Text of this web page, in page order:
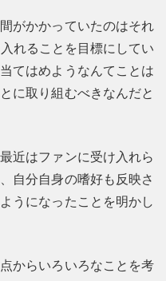
がかかっていたのはそれ
れることを目標にしてい
てはめようなんてことは
に取り組むべきなんだと
近はファンに受け入れら
自分自身の嗜好も反映さ
うになったことを明かし
からいろいろなことを考